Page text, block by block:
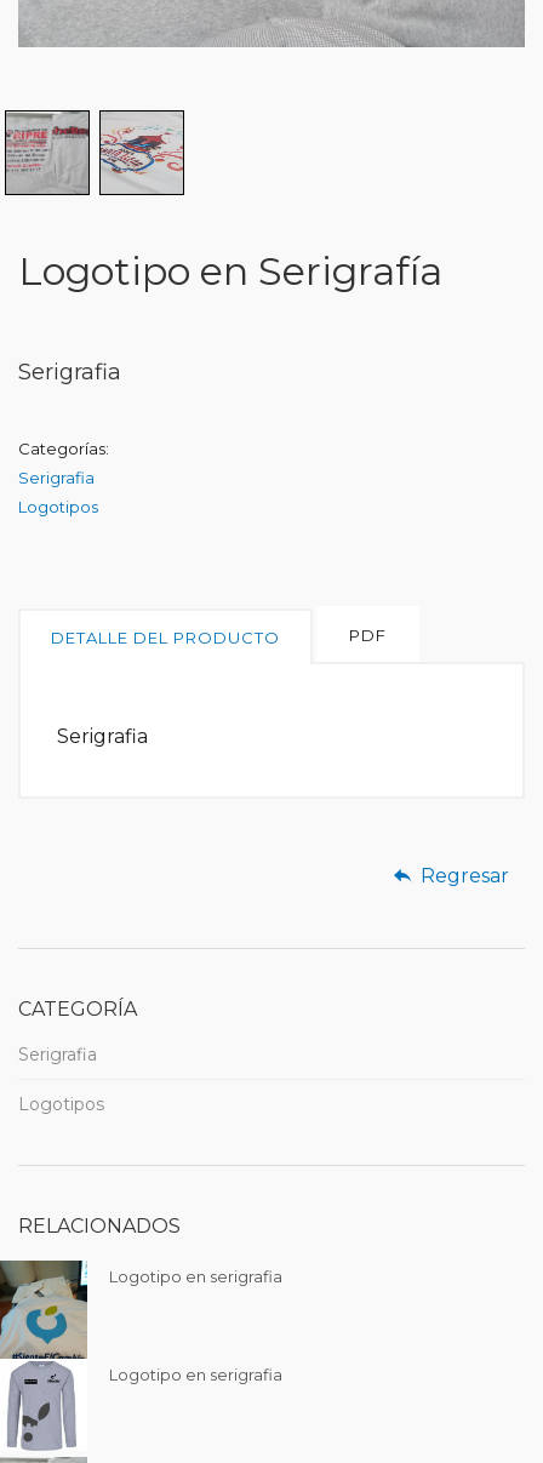
Logotipo en Serigrafía
Serigrafia
Categorías:
Serigrafia
Logotipos
DETALLE DEL PRODUCTO PDF
Serigrafia
Regresar
CATEGORÍA
Serigrafia
Logotipos
RELACIONADOS
Logotipo en serigrafia
Logotipo en serigrafia